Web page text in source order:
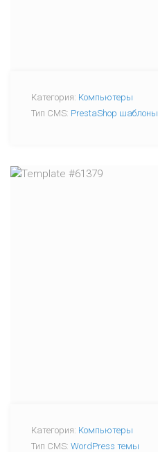
Категория: Компьютеры
Тип CMS: PrestaShop шаблоны
Категория: Компьютеры
Тип CMS: WordPress темы